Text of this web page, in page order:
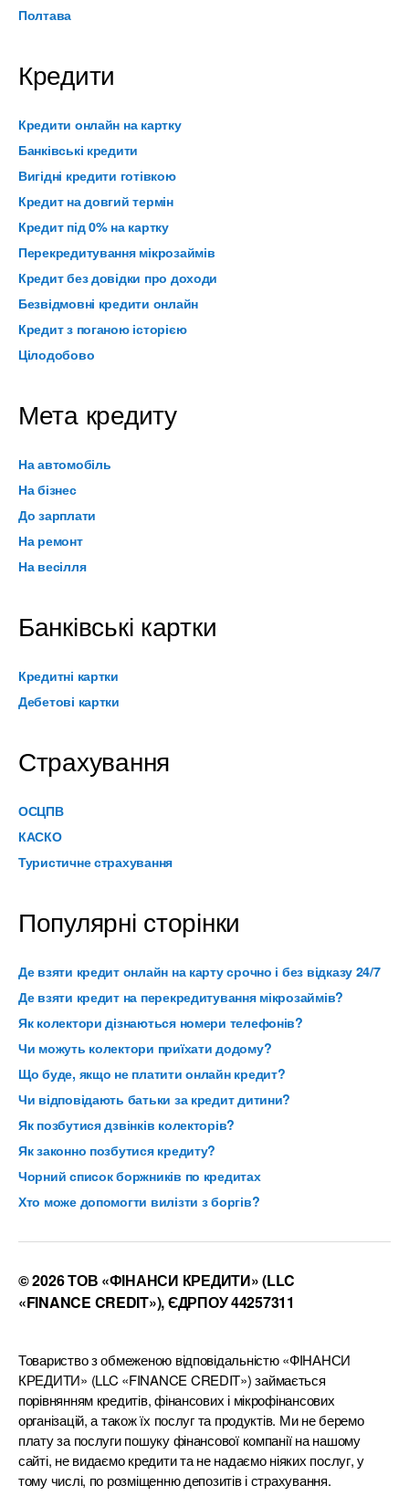
Полтава
Кредити
Кредити онлайн на картку
Банківські кредити
Вигідні кредити готівкою
Кредит на довгий термін
Кредит під 0% на картку
Перекредитування мікрозаймів
Кредит без довідки про доходи
Безвідмовні кредити онлайн
Кредит з поганою історією
Цілодобово
Мета кредиту
На автомобіль
На бізнес
До зарплати
На ремонт
На весілля
Банківські картки
Кредитні картки
Дебетові картки
Страхування
ОСЦПВ
КАСКО
Туристичне страхування
Популярні сторінки
Де взяти кредит онлайн на карту срочно і без відказу 24/7
Де взяти кредит на перекредитування мікрозаймів?
Як колектори дізнаються номери телефонів?
Чи можуть колектори приїхати додому?
Що буде, якщо не платити онлайн кредит?
Чи відповідають батьки за кредит дитини?
Як позбутися дзвінків колекторів?
Як законно позбутися кредиту?
Чорний список боржників по кредитах
Хто може допомогти вилізти з боргів?
© 2026 ТОВ «ФІНАНСИ КРЕДИТИ» (LLC
«FINANCE CREDIT»), ЄДРПОУ 44257311
Товариство з обмеженою відповідальністю «ФІНАНСИ
КРЕДИТИ» (LLC «FINANCE CREDIT») займається
порівнянням кредитів, фінансових і мікрофінансових
організацій, а також їх послуг та продуктів. Ми не беремо
плату за послуги пошуку фінансової компанії на нашому
сайті, не видаємо кредити та не надаємо ніяких послуг, у
тому числі, по розміщенню депозитів і страхування.